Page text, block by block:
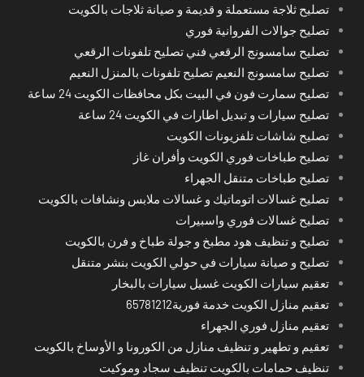
تصليح ثلاجة مستعملة و قديمة و صيانة ثلاجات بالكويت
تصليح جوالات الفروانية فوري
تصليح سامسونج الرقعي فني تصليح تلفونات الرقعي
تصليح سامسونج النعيم تصليح تلفونات بالمنزل النعيم
تصليح سمارت فون في البيت بكل محافظات الكويت 24 ساعة
تصليح سيارات و تبديل اطارات في الكويت 24 ساعة
تصليح شاشات تلفزيونات الكويت
تصليح طباخات فوري الكويت وأفران غاز
تصليح طباخات متنقل الجهراء
تصليح غسالات اتوماتيك و غسالات ملابس ونشافات بالكويت
تصليح غسالات فوري واسبيرات
تصليح و تنظيف هود مطبخ و جولة طباخ و فرن بالكويت
تصليح و صيانة سيارات في حولي الكويت بنشر متنقل
تعقيم سيارات الكويت غسيل سيارات بالبخار
تعقيم منازل الكويت خدمة فورية65781212
تعقيم منازل فوري الجهراء
تعقيم و تطهير و تنظيف منازل من الكورونا و الأوساخ بالكويت
تنظيف حمامات بالكويت تنظيف سجاد وموكيت